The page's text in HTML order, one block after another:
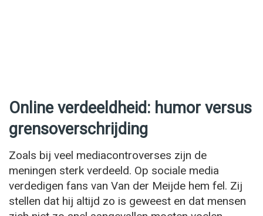
Online verdeeldheid: humor versus
grensoverschrijding
Zoals bij veel mediacontroverses zijn de
meningen sterk verdeeld. Op sociale media
verdedigen fans van Van der Meijde hem fel. Zij
stellen dat hij altijd zo is geweest en dat mensen